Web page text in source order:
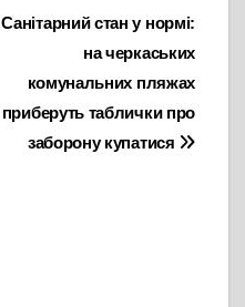
Санітарний стан у нормі:
на черкаських
комунальних пляжах
приберуть таблички про
заборону купатися